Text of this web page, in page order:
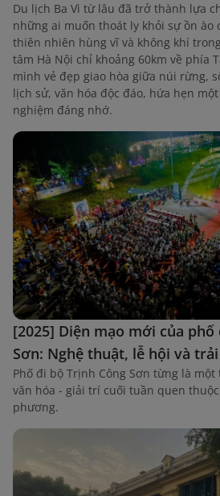
Du lịch Ba Vì từ lâu đã trở thành lựa
những ai muốn thoát ly khỏi sự ồn ào
thiên nhiên hùng vĩ và không khí
tâm Hà Nội chỉ khoảng 60km về phía
mình vẻ đẹp giao hòa giữa núi rừng,
lịch sử, văn hóa độc đáo, hứa hẹn
nghiệm đáng nhớ.
[2025] Diện mạo mới của phố
Sơn: Nghệ thuật, lễ hội và
Phố đi bộ Trịnh Công Sơn từng là
văn hóa - giải trí cuối tuần quen
phương.